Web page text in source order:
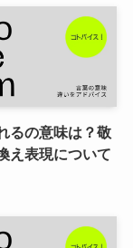
るの意味は？敬
え表現について